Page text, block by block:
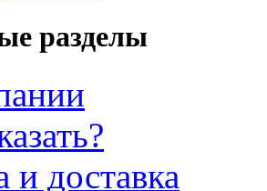
разделы
и доставка